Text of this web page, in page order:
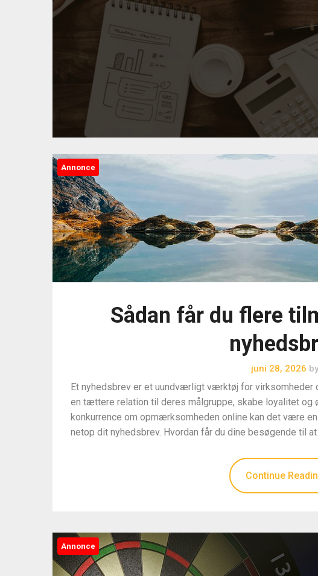
Annonce
Sådan får du flere
juni 28, 2026 by
Et nyhedsbrev er et uundværligt værktøj for virksomheder
en tættere relation til deres målgruppe, skabe loyalitet og
konkurrence om opmærksomheden online kan det være
netop dit nyhedsbrev. Hvordan får du dine besøgende til
Continue
Annonce